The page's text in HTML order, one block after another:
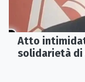
Atto
solidarietà di